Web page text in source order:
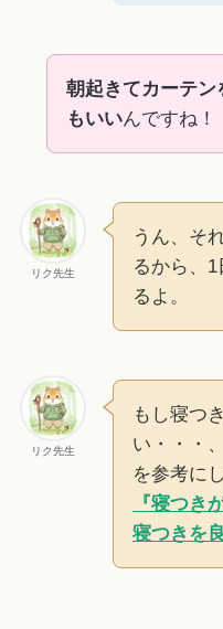
朝起きてカーテン
もいいんですね！
リク先生
うん、そ
るから、
るよ。
リク先生
もし寝つ
い・・・
を参考に
『寝つき
寝つきを